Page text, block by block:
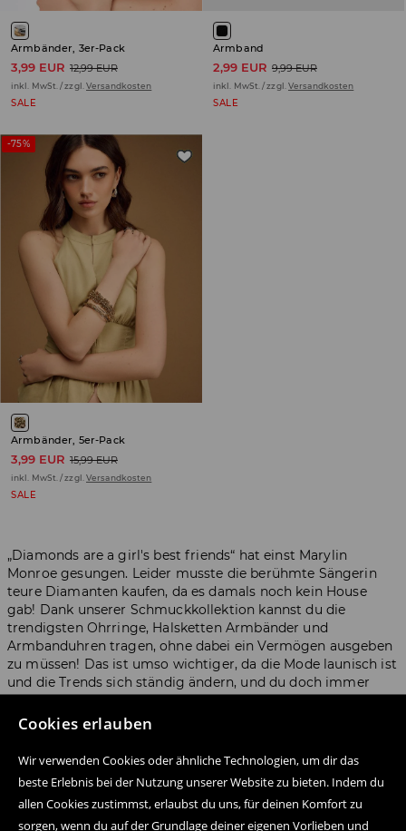
Cookies erlauben
Wir verwenden Cookies oder ähnliche Technologien, um dir das
beste Erlebnis bei der Nutzung unserer Website zu bieten. Indem du
allen Cookies zustimmst, erlaubst du uns, für deinen Komfort zu
sorgen, wenn du auf der Grundlage deiner eigenen Vorlieben und
Armbänder, 3er-Pack
3,99 EUR 12,99 EUR
inkl. MwSt. / zzgl. Versandkosten
SALE
Armband
2,99 EUR 9,99 EUR
inkl. MwSt. / zzgl. Versandkosten
SALE
-75%
Armbänder, 5er-Pack
3,99 EUR 15,99 EUR
inkl. MwSt. / zzgl.Versandkosten
SALE
„Diamonds are a girl's best friends“ hat einst Marylin
Monroe gesungen. Leider musste die berühmte Sängerin
teure Diamanten kaufen, da es damals noch kein House
gab! Dank unserer Schmuckkollektion kannst du die
trendigsten Ohrringe, Halsketten Armbänder und
Armbanduhren tragen, ohne dabei ein Vermögen ausgeben
zu müssen! Das ist umso wichtiger, da die Mode launisch ist
und die Trends sich ständig ändern, und du doch immer
mit dem Schmuck von House und zeige, wer hier ein